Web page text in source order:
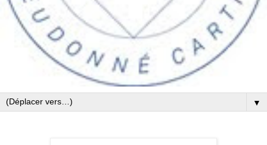
▼